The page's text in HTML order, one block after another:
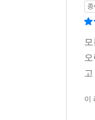
종
이